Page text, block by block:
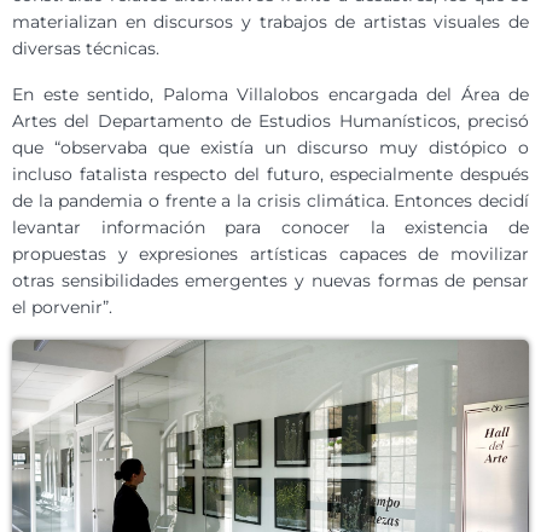
materializan en discursos y trabajos de artistas visuales de
diversas técnicas.
En este sentido, Paloma Villalobos encargada del Área de
Artes del Departamento de Estudios Humanísticos, precisó
que “observaba que existía un discurso muy distópico o
incluso fatalista respecto del futuro, especialmente después
de la pandemia o frente a la crisis climática. Entonces decidí
levantar información para conocer la existencia de
propuestas y expresiones artísticas capaces de movilizar
otras sensibilidades emergentes y nuevas formas de pensar
el porvenir”.